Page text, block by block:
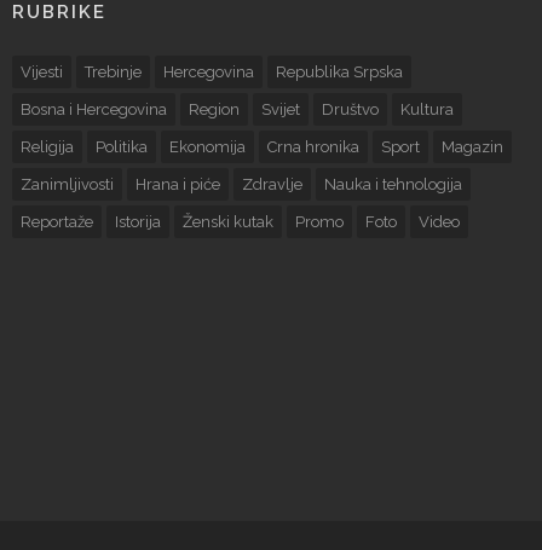
RUBRIKE
Vijesti Trebinje Hercegovina Republika Srpska
Bosna i Hercegovina Region Svijet Društvo Kultura
Religija Politika Ekonomija Crna hronika Sport Magazin
Zanimljivosti Hrana i piće Zdravlje Nauka i tehnologija
Reportaže Istorija Ženski kutak Promo Foto Video